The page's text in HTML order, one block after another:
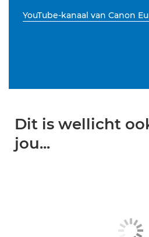
YouTube-kanaal van Canon
Dit is wellicht
jou...